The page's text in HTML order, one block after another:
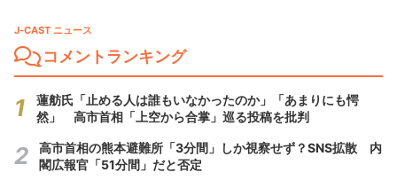
J-CAST ニュース
コメントランキング
蓮舫氏「止める人は誰もいなかったのか」「あまりにも愕
然」 高市首相「上空から合掌」巡る投稿を批判
高市首相の熊本避難所「3分間」しか視察せず？SNS拡散 内
閣広報官「51分間」だと否定